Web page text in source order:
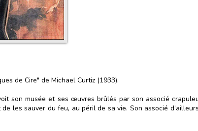
de Cire" de Michael Curtiz (1933).
son musée et ses œuvres brûlés par son associé
les sauver du feu, au péril de sa vie. Son associé